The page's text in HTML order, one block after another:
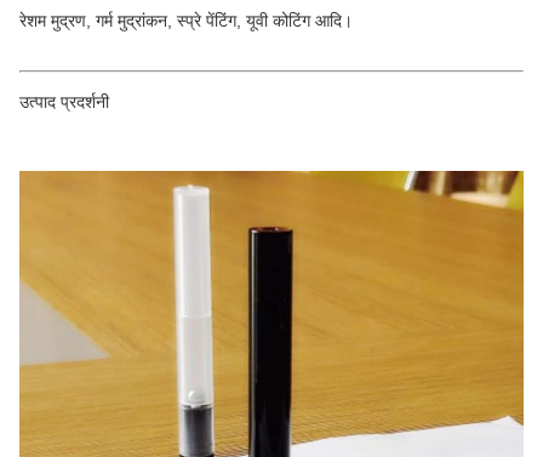
रेशम मुद्रण, गर्म मुद्रांकन, स्प्रे पेंटिंग, यूवी कोटिंग आदि।
उत्पाद प्रदर्शनी